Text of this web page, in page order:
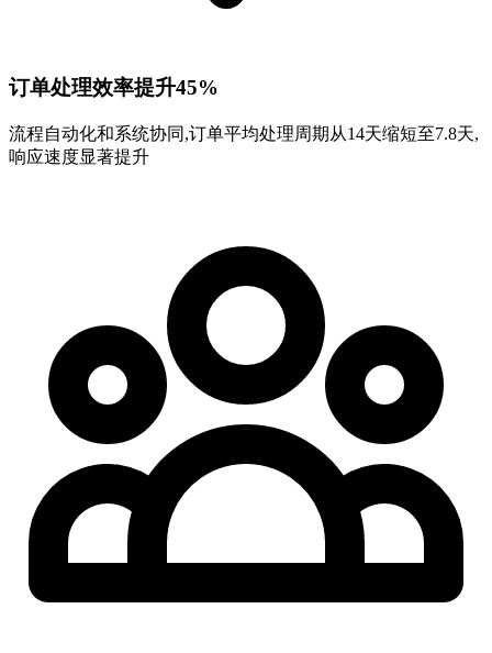
订单处理效率提升45%
流程自动化和系统协同,订单平均处理周期从14天缩短至7.8天,
响应速度显著提升